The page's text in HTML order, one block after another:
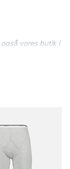
vores butik i